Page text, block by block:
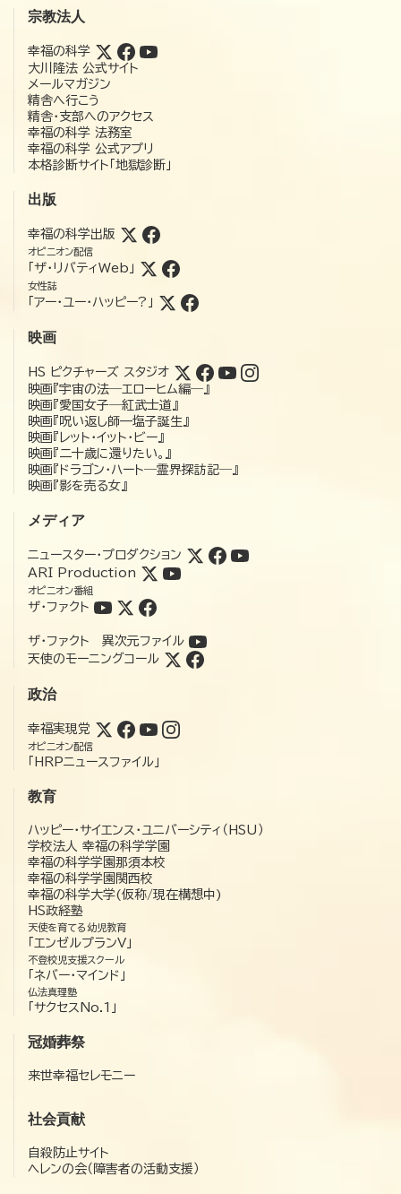
宗教法人
幸福の科学
大川隆法 公式サイト
メールマガジン
精舎へ行こう
精舎・支部へのアクセス
幸福の科学 法務室
幸福の科学 公式アプリ
本格診断サイト「地獄診断」
出版
幸福の科学出版
オピニオン配信
「ザ・リバティWeb」
女性誌
「アー・ユー・ハッピー?」
映画
HS ピクチャーズ スタジオ
映画『宇宙の法―エローヒム編―』
映画『愛国女子―紅武士道』
映画『呪い返し師—塩子誕生』
映画『レット・イット・ビー』
映画『二十歳に還りたい。』
映画『ドラゴン・ハート―霊界探訪記―』
映画『影を売る女』
メディア
ニュースター・プロダクション
ARI Production
オピニオン番組
ザ・ファクト
ザ・ファクト 異次元ファイル
天使のモーニングコール
政治
幸福実現党
オピニオン配信
「HRPニュースファイル」
教育
ハッピー・サイエンス・ユニバーシティ（HSU）
学校法人 幸福の科学学園
幸福の科学学園那須本校
幸福の科学学園関西校
幸福の科学大学(仮称/現在構想中)
HS政経塾
天使を育てる幼児教育
「エンゼルプランV」
不登校児支援スクール
「ネバー・マインド」
仏法真理塾
「サクセスNo.1」
冠婚葬祭
来世幸福セレモニー
社会貢献
自殺防止サイト
ヘレンの会（障害者の活動支援）